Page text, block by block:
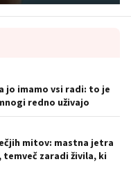
jo imamo vsi radi: to je
redno uživajo
mitov: mastna jetra
zaradi živila, ki